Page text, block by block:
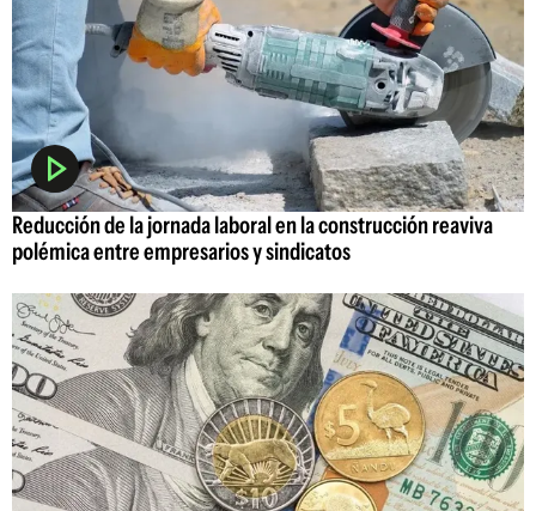
Reducción de la jornada laboral en la construcción reaviva
polémica entre empresarios y sindicatos